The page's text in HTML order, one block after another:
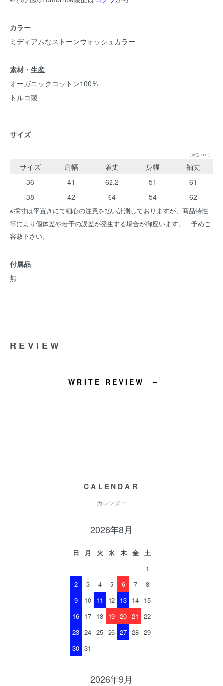
カラー
ミディアムなストーンウォッシュカラー
素材・生産
オーガニックコットン100％
トルコ製
サイズ
（単位：cm）
サイズ 肩幅 着丈 身幅
袖丈
36
41 62.2 51
61
38
42 64 54 62
※採寸は平置きにて細心の注意を払い計測しておりますが、商品特性
等により個体差や若干の誤差が発生する場合が御座います。 予めご
容赦下さい。
付属品
無
REVIEW
WRITE REVIEW
CALENDAR
カレンダー
2026年8月
日 月 火 水 木 金
土
1
2
3 4 5 6 7
8
9
10 11 12 13 14 15
16 17 18 19 20 21
22
23 24 25 26 27 28 29
30 31
2026年9月